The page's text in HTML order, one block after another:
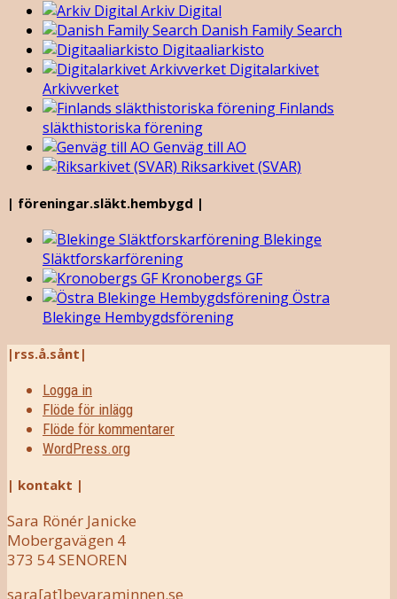
Arkiv Digital
Danish Family Search
Digitaaliarkisto
Digitalarkivet
Arkivverket
Finlands
släkthistoriska förening
Genväg till AO
Riksarkivet (SVAR)
| föreningar.släkt.hembygd |
Blekinge
Släktforskarförening
Kronobergs GF
Östra
Blekinge Hembygdsförening
|rss.å.sånt|
Logga in
Flöde för inlägg
Flöde för kommentarer
WordPress.org
| kontakt |
Sara Rönér Janicke
Mobergavägen 4
373 54 SENOREN
sara[at]bevaraminnen.se